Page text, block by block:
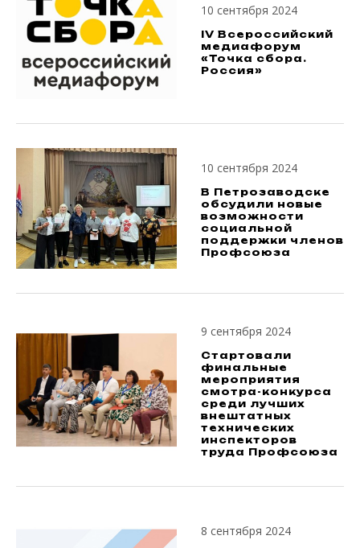
10 сентября 2024
IV Всероссийский
медиафорум
«Точка сбора.
Россия»
10 сентября 2024
В Петрозаводске
обсудили новые
возможности
социальной
поддержки членов
Профсоюза
9 сентября 2024
Стартовали
финальные
мероприятия
смотра-конкурса
среди лучших
внештатных
технических
инспекторов
труда Профсоюза
8 сентября 2024